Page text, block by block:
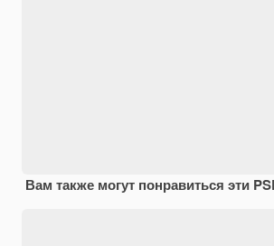
Вам также могут понравиться эти